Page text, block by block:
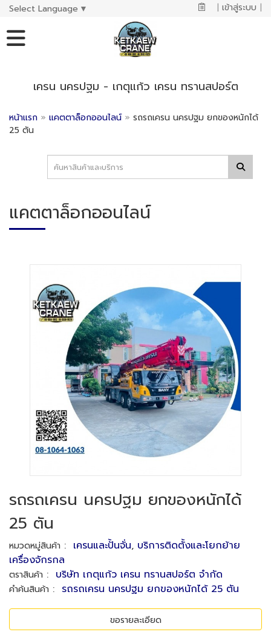
Select Language ▼ | เข้าสู่ระบบ |
เครน นครปฐม - เกตุแก้ว เครน ทรานสปอร์ต
หน้าแรก » แคตตาล็อกออนไลน์ » รถรถเครน นครปฐม ยกของหนักได้
25 ตัน
แคตตาล็อกออนไลน์
รถรถเครน นครปฐม ยกของหนักได้
25 ตัน
หมวดหมู่สินค้า : เครนและปั้นจั่น, บริการติดตั้งและโยกย้าย
เครื่องจักรกล
ตราสินค้า : บริษัท เกตุแก้ว เครน ทรานสปอร์ต จำกัด
คำค้นสินค้า : รถรถเครน นครปฐม ยกของหนักได้ 25 ตัน
ขอรายละเอียด